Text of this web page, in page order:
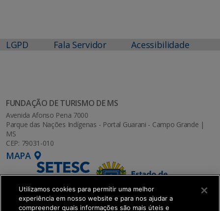
LGPD Fala Servidor Acessibilidade
FUNDAÇÃO DE TURISMO DE MS
Avenida Afonso Pena 7000
Parque das Nações Indígenas - Portal Guarani - Campo Grande |
MS
CEP: 79031-010
MAPA
Utilizamos cookies para permitir uma melhor
experiência em nosso website e para nos ajudar a
compreender quais informações são mais úteis e